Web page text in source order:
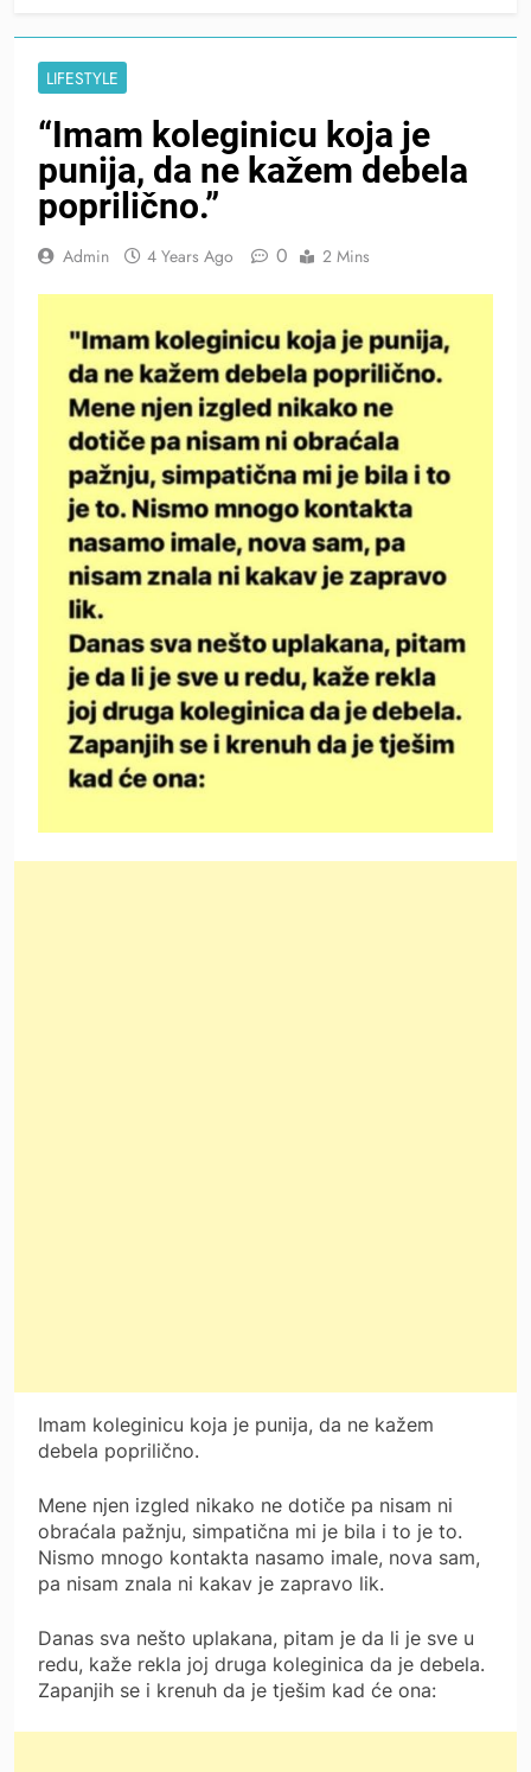
LIFESTYLE
“Imam koleginicu koja je
punija, da ne kažem debela
poprilično.”
Admin 4 Years Ago 0 2 Mins
Imam koleginicu koja je punija, da ne kažem
debela poprilično.
Mene njen izgled nikako ne dotiče pa nisam ni
obraćala pažnju, simpatična mi je bila i to je to.
Nismo mnogo kontakta nasamo imale, nova sam,
pa nisam znala ni kakav je zapravo lik.
Danas sva nešto uplakana, pitam je da li je sve u
redu, kaže rekla joj druga koleginica da je debela.
Zapanjih se i krenuh da je tješim kad će ona: